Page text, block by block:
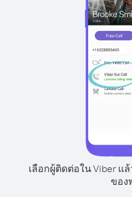
เลือกผู้ติดต่อใน Viber
ของ